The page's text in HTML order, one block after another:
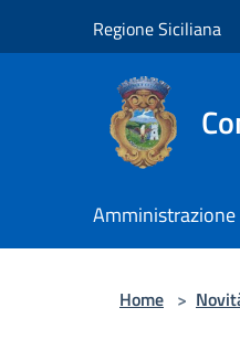
Regione Siciliana
Amministrazione
Home >